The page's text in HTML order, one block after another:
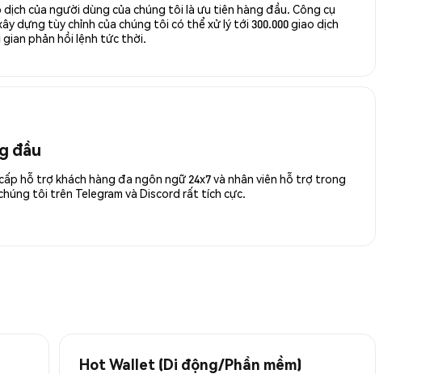
dịch của người dùng của chúng tôi là ưu tiên hàng đầu. Công cụ
dựng tùy chỉnh của chúng tôi có thể xử lý tới 300.000 giao dịch
phản hồi lệnh tức thời.
đầu
hỗ trợ khách hàng đa ngôn ngữ 24x7 và nhân viên hỗ trợ trong
tôi trên Telegram và Discord rất tích cực.
Hot Wallet (Di động/Phần mềm)